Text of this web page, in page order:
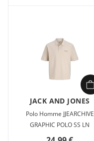
JACK AND JONES
Polo Homme JJEARCHIVE
GRAPHIC POLO SS LN